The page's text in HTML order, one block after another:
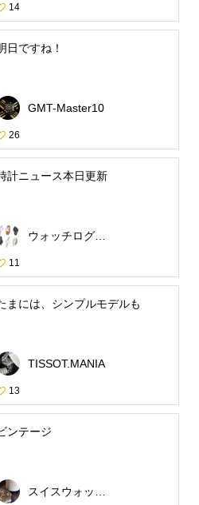
14
日ですね！
GMT-Master10
26
計ニュース本日更新
ウォッチログ・スタッフ
11
まには、シンプルモデルも
TISSOT.MANIA
13
ンテージ